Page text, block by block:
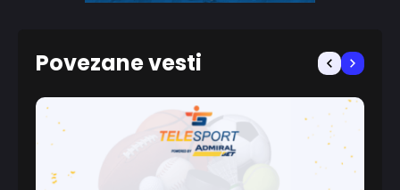
Povezane vesti